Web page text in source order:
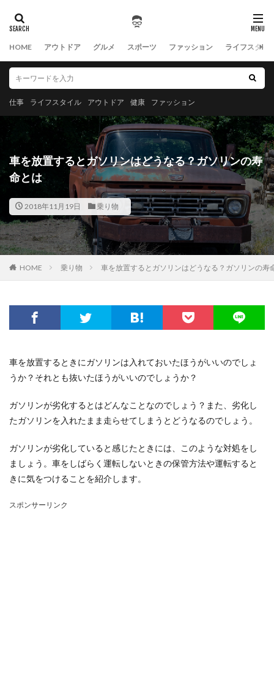
HOME アウトドア グルメ スポーツ ファッション ライフスタイ
仕事 ライフスタイル アウトドア 健康 ファッション
車を放置するとガソリンはどうなる？ガソリンの寿
命とは
2018年11月19日 乗り物
HOME 乗り物 車を放置するとガソリンはどうなる？ガソリンの寿
車を放置するときにガソリンは入れておいたほうがいいのでしょ
うか？それとも抜いたほうがいいのでしょうか？
ガソリンが劣化するとはどんなことなのでしょう？また、劣化し
たガソリンを入れたまま走らせてしまうとどうなるのでしょう。
ガソリンが劣化していると感じたときには、このような対処をし
ましょう。車をしばらく運転しないときの保管方法や運転すると
きに気をつけることを紹介します。
スポンサーリンク